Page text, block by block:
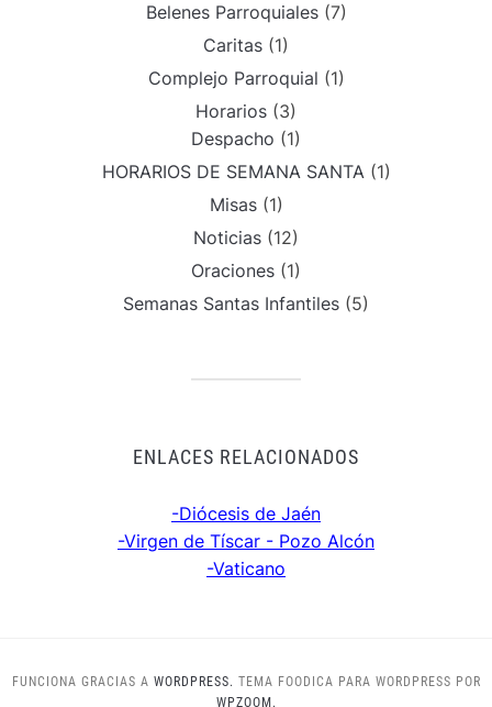
Belenes Parroquiales(7)
Caritas (1)
Complejo Parroquial (1)
Horarios (3)
Despacho (1)
HORARIOS DE SEMANA SANTA(1)
Misas(1)
Noticias (12)
Oraciones (1)
Semanas Santas Infantiles (5)
ENLACES RELACIONADOS
-Diócesis de Jaén
-Virgen de Tíscar - Pozo Alcón
-Vaticano
FUNCIONA GRACIAS A WORDPRESS. TEMA FOODICA PARA WORDPRESS POR
WPZOOM.